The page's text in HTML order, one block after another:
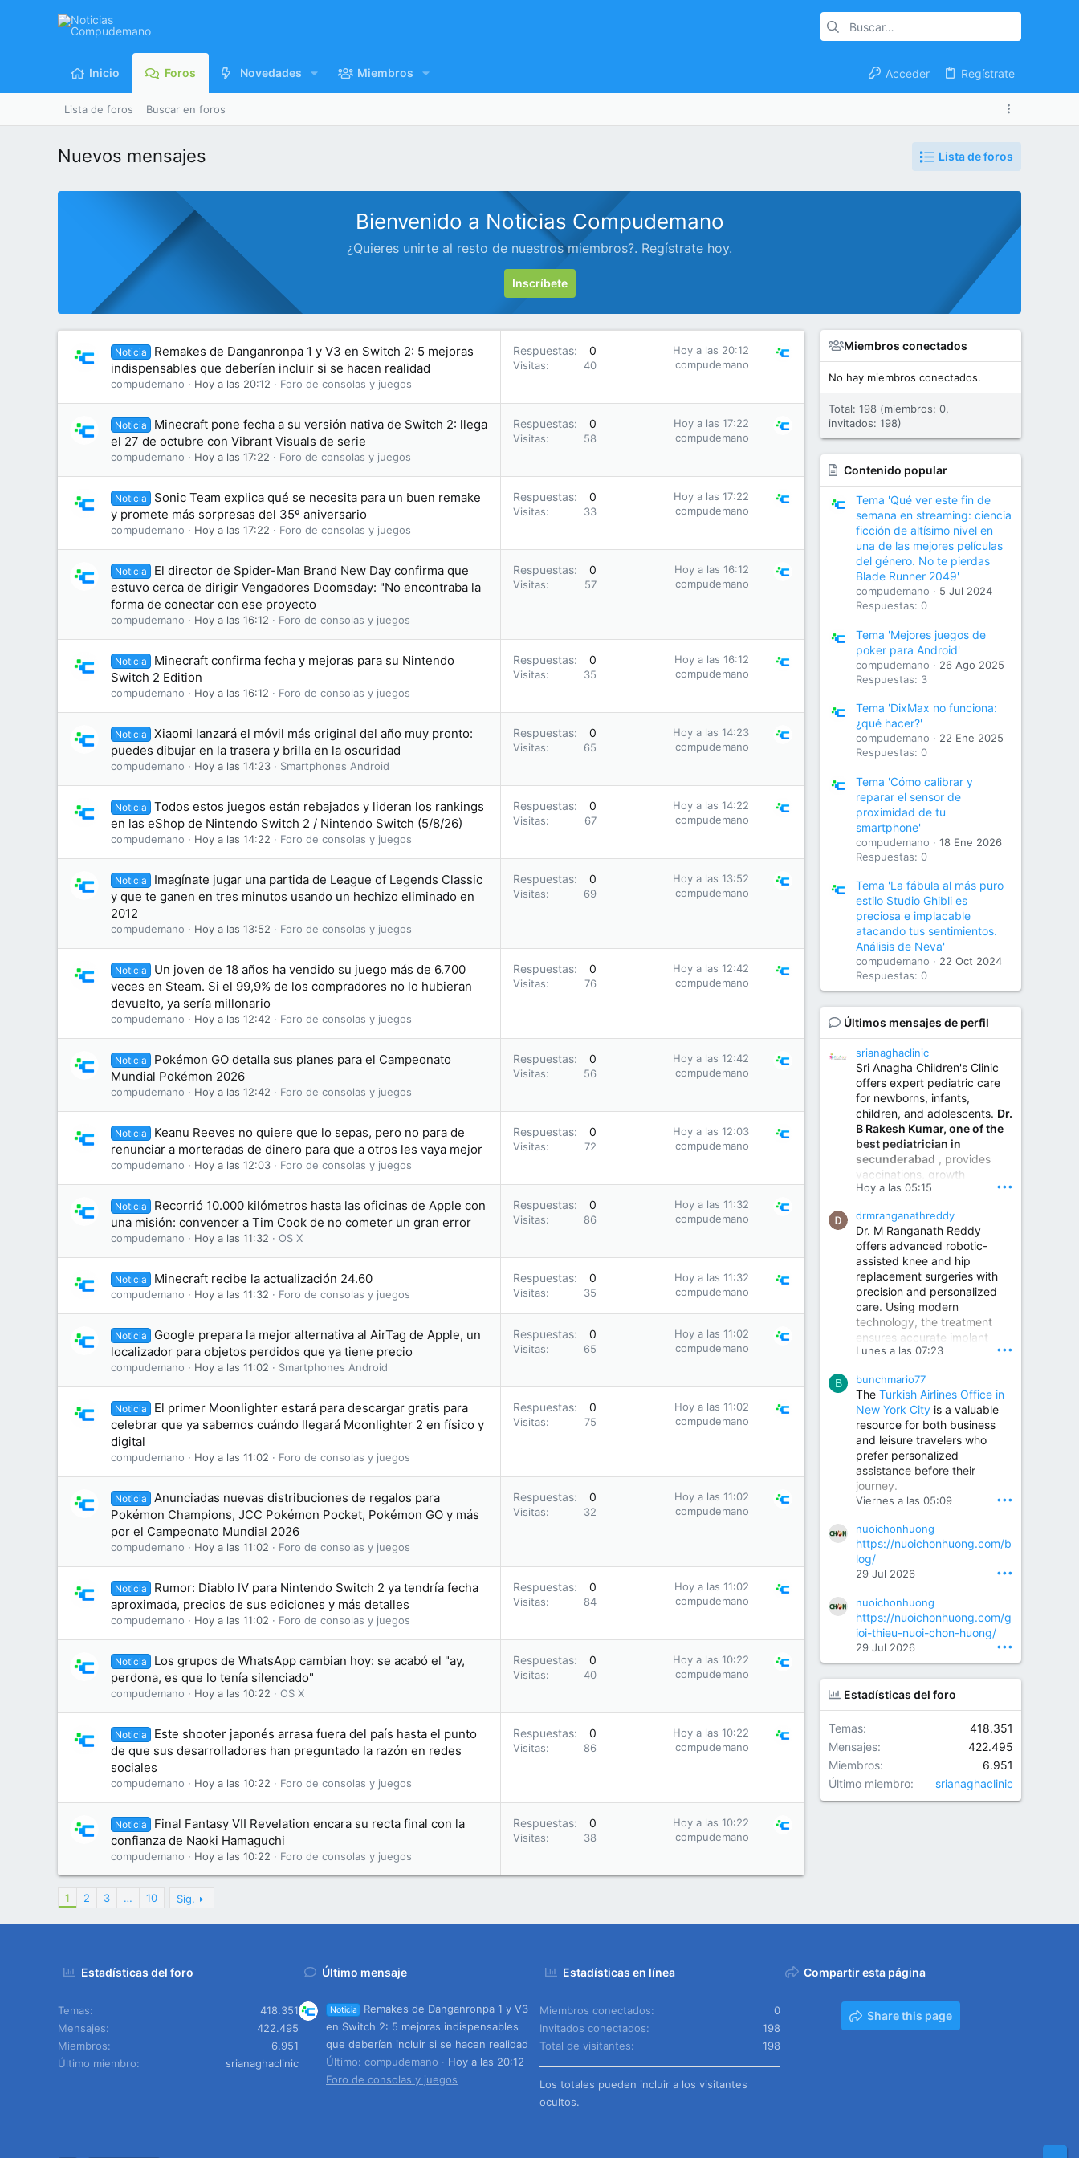
Inicio Foros Novedades Miembros Acceder Regístrate
Lista de foros Buscar en foros
Nuevos mensajes Lista de foros
Bienvenido a Noticias Compudemano
¿Quieres unirte al resto de nuestros miembros?. Regístrate hoy.
Inscríbete
Noticia
Remakes de Danganronpa 1 y V3 en Switch 2: 5 mejoras
indispensables que deberían incluir si se hacen realidad
compudemano Hoy a las 20:12 Foro de consolas y juegos
Respuestas 0
Visitas 40
Hoy a las 20:12
compudemano
Noticia
Minecraft pone fecha a su versión nativa de Switch 2: llega
el 27 de octubre con Vibrant Visuals de serie
compudemano Hoy a las 17:22 Foro de consolas y juegos
Respuestas 0
Visitas 58
Hoy a las 17:22
compudemano
Noticia
Sonic Team explica qué se necesita para un buen remake
y promete más sorpresas del 35º aniversario
compudemano Hoy a las 17:22 Foro de consolas y juegos
Respuestas 0
Visitas 33
Hoy a las 17:22
compudemano
Noticia
El director de Spider-Man Brand New Day confirma que
estuvo cerca de dirigir Vengadores Doomsday: "No encontraba la
forma de conectar con ese proyecto
compudemano Hoy a las 16:12 Foro de consolas y juegos
Respuestas 0
Visitas 57
Hoy a las 16:12
compudemano
Noticia
Minecraft confirma fecha y mejoras para su Nintendo
Switch 2 Edition
compudemano Hoy a las 16:12 Foro de consolas y juegos
Respuestas 0
Visitas 35
Hoy a las 16:12
compudemano
Noticia
Xiaomi lanzará el móvil más original del año muy pronto:
puedes dibujar en la trasera y brilla en la oscuridad
compudemano Hoy a las 14:23 Smartphones Android
Respuestas 0
Visitas 65
Hoy a las 14:23
compudemano
Noticia
Todos estos juegos están rebajados y lideran los rankings
en las eShop de Nintendo Switch 2 / Nintendo Switch (5/8/26)
compudemano Hoy a las 14:22 Foro de consolas y juegos
Respuestas 0
Visitas 67
Hoy a las 14:22
compudemano
Noticia
Imagínate jugar una partida de League of Legends Classic
y que te ganen en tres minutos usando un hechizo eliminado en
2012
compudemano Hoy a las 13:52 Foro de consolas y juegos
Respuestas 0
Visitas 69
Hoy a las 13:52
compudemano
Noticia
Un joven de 18 años ha vendido su juego más de 6.700
veces en Steam. Si el 99,9% de los compradores no lo hubieran
devuelto, ya sería millonario
compudemano Hoy a las 12:42 Foro de consolas y juegos
Respuestas 0
Visitas 76
Hoy a las 12:42
compudemano
Noticia
Pokémon GO detalla sus planes para el Campeonato
Mundial Pokémon 2026
compudemano Hoy a las 12:42 Foro de consolas y juegos
Respuestas 0
Visitas 56
Hoy a las 12:42
compudemano
Noticia
Keanu Reeves no quiere que lo sepas, pero no para de
renunciar a morteradas de dinero para que a otros les vaya mejor
compudemano Hoy a las 12:03 Foro de consolas y juegos
Respuestas 0
Visitas 72
Hoy a las 12:03
compudemano
Noticia
Recorrió 10.000 kilómetros hasta las oficinas de Apple con
una misión: convencer a Tim Cook de no cometer un gran error
compudemano Hoy a las 11:32 OS X
Respuestas 0
Visitas 86
Hoy a las 11:32
compudemano
Noticia Minecraft recibe la actualización 24.60
compudemano Hoy a las 11:32 Foro de consolas y juegos
Respuestas 0
Visitas 35
Hoy a las 11:32
compudemano
Noticia
Google prepara la mejor alternativa al AirTag de Apple, un
localizador para objetos perdidos que ya tiene precio
compudemano Hoy a las 11:02 Smartphones Android
Respuestas 0
Visitas 65
Hoy a las 11:02
compudemano
Noticia
El primer Moonlighter estará para descargar gratis para
celebrar que ya sabemos cuándo llegará Moonlighter 2 en físico y
digital
compudemano Hoy a las 11:02 Foro de consolas y juegos
Respuestas 0
Visitas 75
Hoy a las 11:02
compudemano
Noticia
Anunciadas nuevas distribuciones de regalos para
Pokémon Champions, JCC Pokémon Pocket, Pokémon GO y más
por el Campeonato Mundial 2026
compudemano Hoy a las 11:02 Foro de consolas y juegos
Respuestas 0
Visitas 32
Hoy a las 11:02
compudemano
Noticia
Rumor: Diablo IV para Nintendo Switch 2 ya tendría fecha
aproximada, precios de sus ediciones y más detalles
compudemano Hoy a las 11:02 Foro de consolas y juegos
Respuestas 0
Visitas 84
Hoy a las 11:02
compudemano
Noticia
Los grupos de WhatsApp cambian hoy: se acabó el "ay,
perdona, es que lo tenía silenciado"
compudemano Hoy a las 10:22 OS X
Respuestas 0
Visitas 40
Hoy a las 10:22
compudemano
Noticia
Este shooter japonés arrasa fuera del país hasta el punto
de que sus desarrolladores han preguntado la razón en redes
sociales
compudemano Hoy a las 10:22 Foro de consolas y juegos
Respuestas 0
Visitas 86
Hoy a las 10:22
compudemano
Noticia
Final Fantasy VII Revelation encara su recta final con la
confianza de Naoki Hamaguchi
compudemano Hoy a las 10:22 Foro de consolas y juegos
Respuestas 0
Visitas 38
Hoy a las 10:22
compudemano
1 2 3 … 10 Sig.
Miembros conectados
No hay miembros conectados.
Total: 198 (miembros: 0,
invitados: 198)
Contenido popular
Tema 'Qué ver este fin de
semana en streaming: ciencia
ficción de altísimo nivel en
una de las mejores películas
del género. No te pierdas
Blade Runner 2049'
compudemano
5 Jul 2024
Respuestas: 0
Tema 'Mejores juegos de
poker para Android'
compudemano
26 Ago 2025
Respuestas: 3
Tema 'DixMax no funciona:
¿qué hacer?'
compudemano
22 Ene 2025
Respuestas: 0
Tema 'Cómo calibrar y
reparar el sensor de
proximidad de tu
smartphone'
compudemano
18 Ene 2026
Respuestas: 0
Tema 'La fábula al más puro
estilo Studio Ghibli es
preciosa e implacable
atacando tus sentimientos.
Análisis de Neva'
compudemano
22 Oct 2024
Respuestas: 0
Últimos mensajes de perfil
srianaghaclinic
Sri Anagha Children's Clinic
offers expert pediatric care
for newborns, infants,
children, and adolescents. Dr.
B Rakesh Kumar, one of the
best pediatrician in
secunderabad , provides
vaccinations, growth
monitoring, newborn care,
illnesses, nutrition guidance,
and preventive healthcare in
a child-friendly environment.
Children Hospital in Secunderabad | Best Pediatrician in Hyderabad | Neonatologist in Medchal
Our pediatrician and
Neonatologist team at...
www.srianaghaclinic.com
Hoy a las 05:15 •••
drmranganathreddy
Dr. M Ranganath Reddy
offers advanced robotic-
assisted knee and hip
replacement surgeries with
precision and personalized
care. Using modern
technology, the treatment
ensures accurate implant
placement, reduced pain,
improved joint function,
helping patients return to an
active and comfortable
lifestyle.
Orthopedic Surgeon in Kondapur | Best Orthopedic Doctor in Kondapur | Dr. M. Ranganath Reddy
Consult Dr. M. Ranganath
Reddy, the best...
www.drranganathreddy.co
m
Lunes a las 07:23 •••
B bunchmario77
The Turkish Airlines Office in
New York City is a valuable
resource for both business
and leisure travelers who
prefer personalized
assistance before their
journey.
Viernes a las 05:09 •••
nuoichonhuong
https://nuoichonhuong.com/b
log/
29 Jul 2026 •••
nuoichonhuong
https://nuoichonhuong.com/g
ioi-thieu-nuoi-chon-huong/
29 Jul 2026 •••
Estadísticas del foro
Temas
418.351
Mensajes
422.495
Miembros
6.951
Último miembro
srianaghaclinic
Estadísticas del foro
Temas
418.351
Mensajes
422.495
Miembros
6.951
Último miembro
srianaghaclinic
Último mensaje
Noticia
Remakes de Danganronpa 1 y V3
en Switch 2: 5 mejoras indispensables
que deberían incluir si se hacen realidad
Último: compudemano
Hoy a las 20:12
Foro de consolas y juegos
Estadísticas en línea
Miembros conectados
0
Invitados conectados
198
Total de visitantes
198
Los totales pueden incluir a los visitantes
ocultos.
Compartir esta página
Share this page